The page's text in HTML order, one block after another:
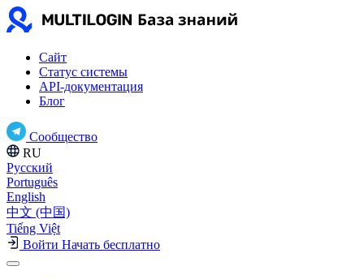
Сайт
Статус системы
API-документация
Блог
Сообщество
RU
Русский
Português
English
中文 (中国)
Tiếng Việt
Войти Начать бесплатно